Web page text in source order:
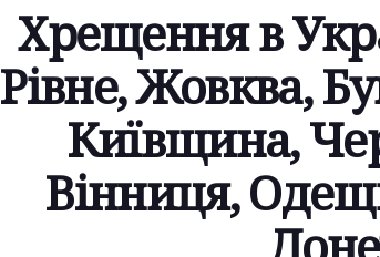
Хрещення в
Рівне, Жовква,
Київщина,
Вінниця,